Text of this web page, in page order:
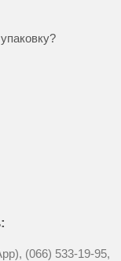
(066) 533-19-95,